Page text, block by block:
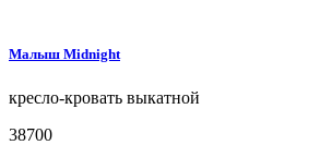
Малыш Midnight
кресло-кровать выкатной
38700